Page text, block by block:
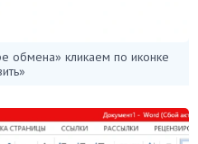
обмена» кликаем по иконке